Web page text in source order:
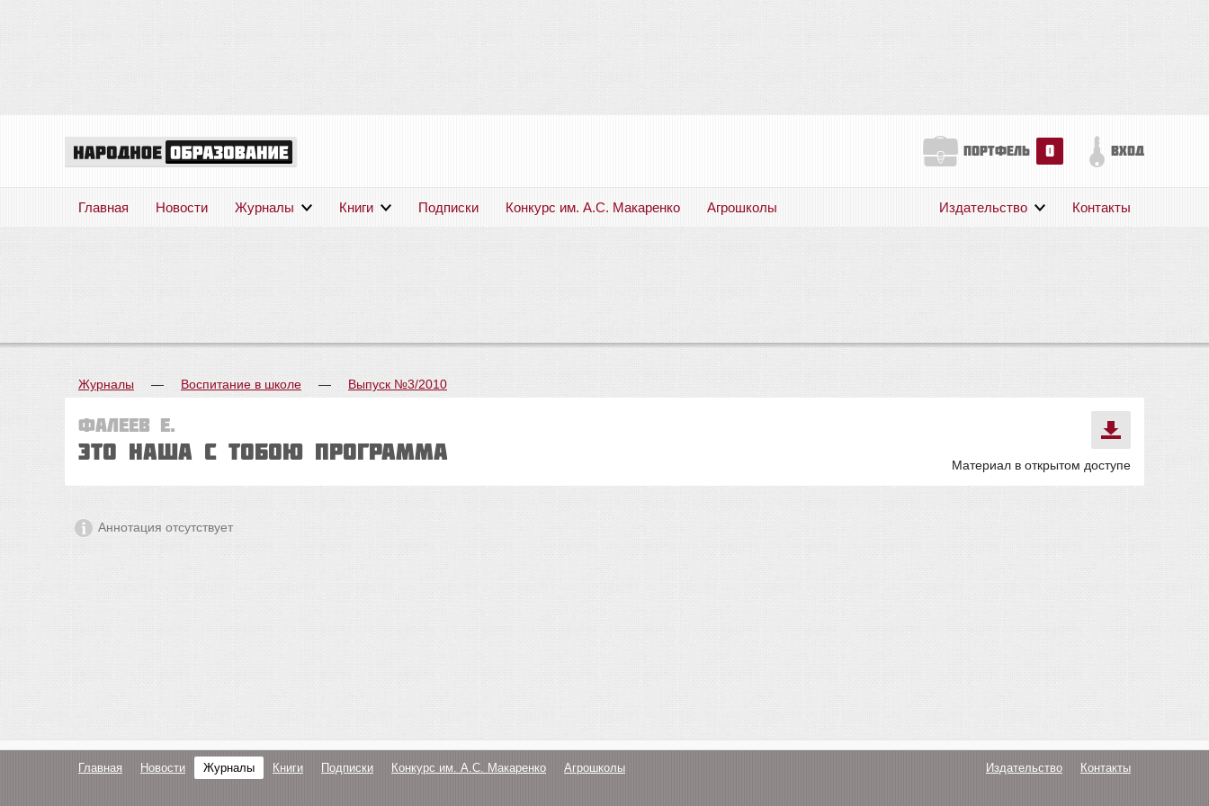
портфель 0 вход
Главная Новости Журналы Книги Подписки Конкурс им. А.С. Макаренко Агрошколы Издательство Контакты
Журналы — Воспитание в школе — Выпуск №3/2010
Фалеев Е.
Это наша с тобою программа
Материал в открытом доступе
Аннотация отсутствует
Главная Новости Журналы Книги Подписки Конкурс им. А.С. Макаренко Агрошколы Издательство Контакты